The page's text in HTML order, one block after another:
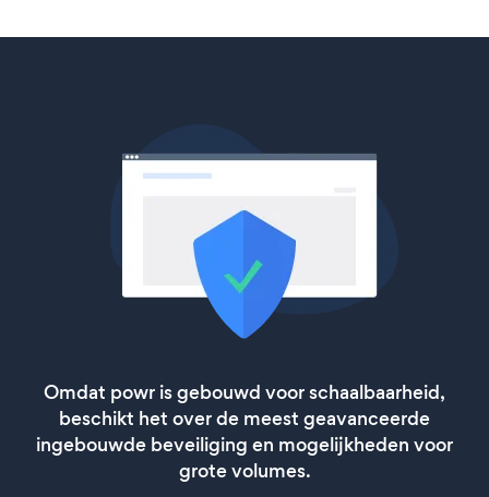
Omdat powr is gebouwd voor schaalbaarheid,
beschikt het over de meest geavanceerde
ingebouwde beveiliging en mogelijkheden voor
grote volumes.